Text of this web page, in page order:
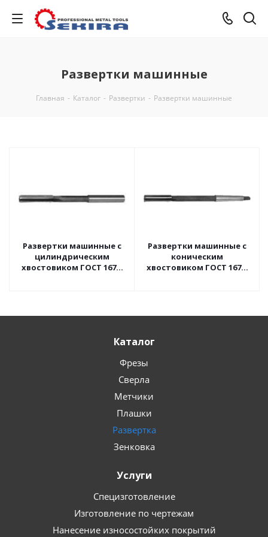
Развертки машинные
Главная - Каталог - Развертки - Развертки машинные
Развертки машинные с
цилиндрическим
хвостовиком ГОСТ 1672-
Развертки машинные с
коническим
хвостовиком ГОСТ 1672-
Каталог
Фрезы
Сверла
Метчики
Плашки
Развертка
Зенковка
Услуги
Специзготовление
Изготовление по чертежам
Нанесение износостойких покрытий